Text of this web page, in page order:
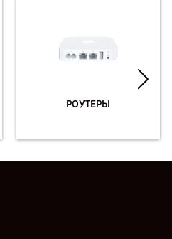
РОУТЕРЫ